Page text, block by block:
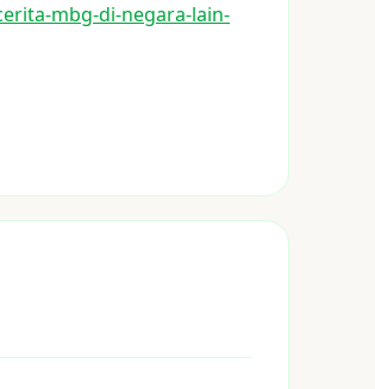
mbg-di-negara-lain-